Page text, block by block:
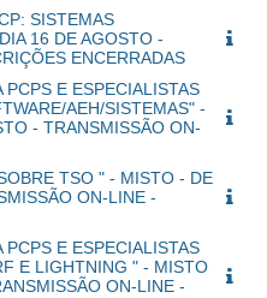
SISTEMAS
16 DE AGOSTO -
ENCERRADAS
E ESPECIALISTAS
AEH/SISTEMAS" -
- TRANSMISSÃO ON-
TSO " - MISTO - DE
ON-LINE -
E ESPECIALISTAS
E LIGHTNING " - MISTO
ON-LINE -